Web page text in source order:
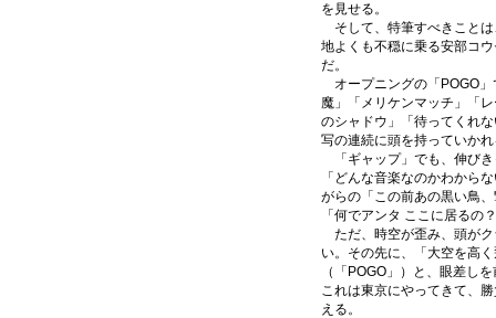
を見せる。
そして、特筆すべきこと
地よくも不穏に乗る安部コ
だ。
オープニングの「POGO」
魔」「メリケンマッチ」「
のシャドウ」「待ってくれ
写の連続に頭を持っていか
「ギャップ」でも、伸び
「どんな音楽なのかわから
がらの「この前あの黒い鳥
「何でアンタ ここに居るの
ただ、時空が歪み、頭が
い。その先に、「大空を高
（「POGO」）と、眼差し
これは東京にやってきて、
える。